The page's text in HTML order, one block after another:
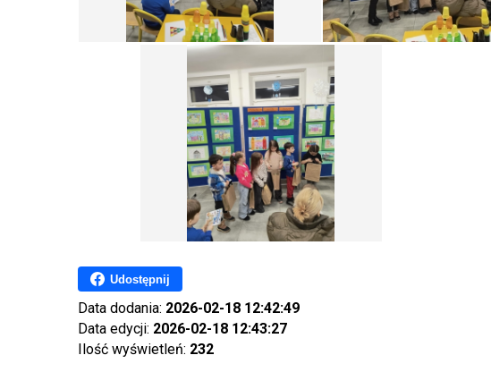
Udostępnij
Data dodania: 2026-02-18 12:42:49
Data edycji: 2026-02-18 12:43:27
Ilość wyświetleń: 232